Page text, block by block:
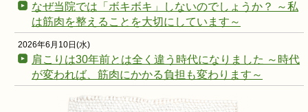
なぜ当院では「ボキボキ」しないのでしょうか？ ～私
は筋肉を整えることを大切にしています～
2026年6月10日(水)
肩こりは30年前とは全く違う時代になりました ～時代
が変われば、筋肉にかかる負担も変わります～